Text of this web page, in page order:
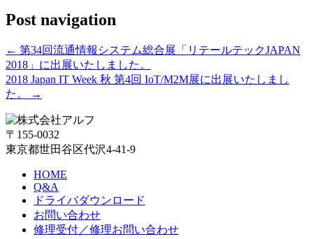
Post navigation
← 第34回流通情報システム総合展「リテールテックJAPAN
2018」に出展いたしました。
2018 Japan IT Week 秋 第4回 IoT/M2M展に出展いたしまし
た。
→
〒155-0032
東京都世田谷区代沢4-41-9
HOME
Q&A
ドライバダウンロード
お問い合わせ
修理受付／修理お問い合わせ